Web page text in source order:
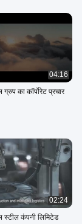
04:16
का कॉर्पोरेट प्रचार
02:24
स्टील कंपनी लिमिटेड